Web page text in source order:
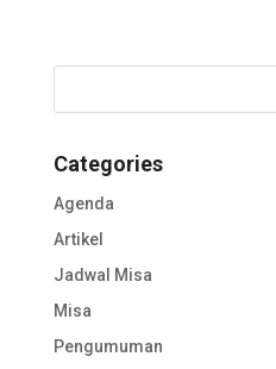
Categories
Agenda
Artikel
Jadwal Misa
Misa
Pengumuman